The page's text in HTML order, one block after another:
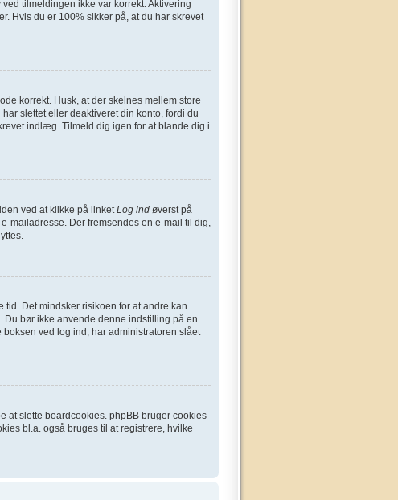
tilmeldingen ikke var korrekt. Aktivering
Hvis du er 100% sikker på, at du har skrevet
korrekt. Husk, at der skelnes mellem store
slettet eller deaktiveret din konto, fordi du
indlæg. Tilmeld dig igen for at blande dig i
ved at klikke på linket Log ind øverst på
mailadresse. Der fremsendes en e-mail til dig,
Det mindsker risikoen for at andre kan
Du bør ikke anvende denne indstilling på en
ved log ind, har administratoren slået
at slette boardcookies. phpBB bruger cookies
bl.a. også bruges til at registrere, hvilke